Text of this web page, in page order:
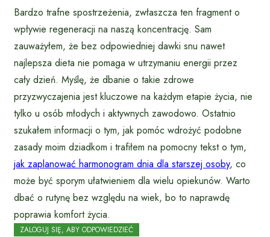
Bardzo trafne spostrzeżenia, zwłaszcza ten fragment o
wpływie regeneracji na naszą koncentrację. Sam
zauważyłem, że bez odpowiedniej dawki snu nawet
najlepsza dieta nie pomaga w utrzymaniu energii przez
cały dzień. Myślę, że dbanie o takie zdrowe
przyzwyczajenia jest kluczowe na każdym etapie życia, nie
tylko u osób młodych i aktywnych zawodowo. Ostatnio
szukałem informacji o tym, jak pomóc wdrożyć podobne
zasady moim dziadkom i trafiłem na pomocny tekst o tym,
jak zaplanować harmonogram dnia dla starszej osoby, co
może być sporym ułatwieniem dla wielu opiekunów. Warto
dbać o rutynę bez względu na wiek, bo to naprawdę
poprawia komfort życia.
ZALOGUJ SIĘ, ABY ODPOWIEDZIEĆ